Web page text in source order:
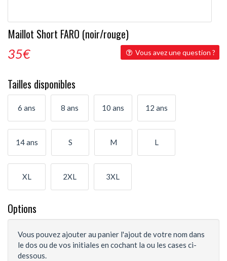
Maillot Short FARO (noir/rouge)
Vous avez une question ?
35€
Tailles disponibles
6 ans 8 ans 10 ans 12 ans
14 ans S M L
XL 2XL 3XL
Options
Vous pouvez ajouter au panier l'ajout de votre nom dans
le dos ou de vos initiales en cochant la ou les cases ci-
dessous.